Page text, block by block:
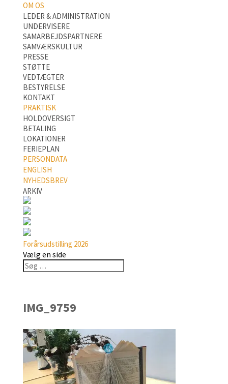
OM OS
LEDER & ADMINISTRATION
UNDERVISERE
SAMARBEJDSPARTNERE
SAMVÆRSKULTUR
PRESSE
STØTTE
VEDTÆGTER
BESTYRELSE
KONTAKT
PRAKTISK
HOLDOVERSIGT
BETALING
LOKATIONER
FERIEPLAN
PERSONDATA
ENGLISH
NYHEDSBREV
ARKIV
Forårsudstilling 2026
Vælg en side
IMG_9759